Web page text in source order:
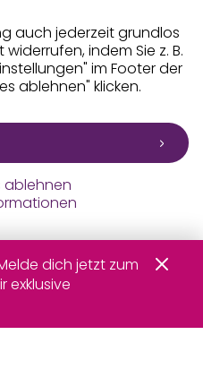
auch jederzeit grundlos
indem Sie z. B.
im Footer der
ablehnen" klicken.
ablehnen
dich jetzt zum
exklusive